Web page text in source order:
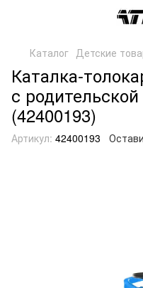
Каталог Детские
Каталка-
с
(42400193)
Артикул: 42400193